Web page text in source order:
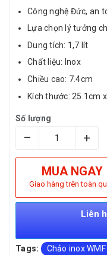
Công nghệ Đức, an
Lựa chọn lý tưởng
Dung tích: 1,7 lít
Chất liệu: Inox
Chiều cao: 7.4cm
Kích thước: 25.1cm
Số lượng
– +
MUA NGAY
Giao hàng trên toàn
Liên
Tags: Chảo inox WMF